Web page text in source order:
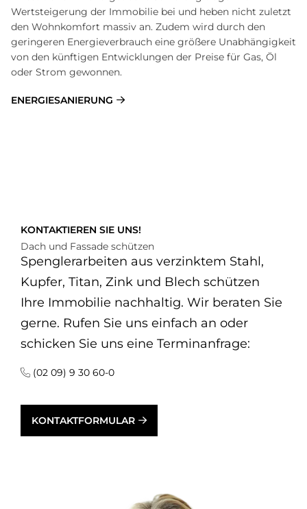
Wertsteigerung der Immobilie bei und heben nicht zuletzt
den Wohnkomfort massiv an. Zudem wird durch den
geringeren Energieverbrauch eine größere Unabhängigkeit
von den künftigen Entwicklungen der Preise für Gas, Öl
oder Strom gewonnen.
ENERGIESANIERUNG
KONTAKTIEREN SIE UNS!
Dach und Fas­sa­de schüt­zen
Spenglerarbeiten aus verzinktem Stahl,
Kupfer, Titan, Zink und Blech schützen
Ihre Immobilie nachhaltig. Wir beraten Sie
gerne. Rufen Sie uns einfach an oder
schicken Sie uns eine Terminanfrage:
(02 09) 9 30 60-0
KONTAKTFORMULAR